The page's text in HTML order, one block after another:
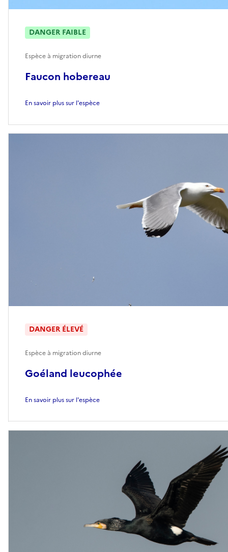
Faucon hobereau
DANGER FAIBLE
Espèce à migration diurne
En savoir plus sur l'espèce
Goéland leucophée
DANGER ÉLEVÉ
Espèce à migration diurne
En savoir plus sur l'espèce